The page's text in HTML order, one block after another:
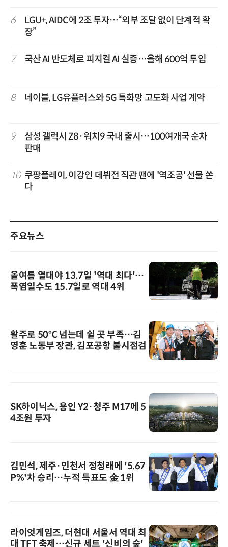
6
LGU+, AIDC에 2조 투자…“외부 조달 없이 단계적 확
장”
7 국산 AI 반도체로 피지컬 AI 실증…올해 600억 투입
8 네이블, LG유플러스와 5G 특화망 고도화 사업 계약
9
삼성 갤럭시 Z8·워치9 국내 출시…100여개국 순차
판매
10 쿠팡플레이, 이강인 데뷔전 직관 팬에 '역조공' 선물 쏜
다
주요뉴스
올여름 열대야 13.7일 '역대 최다'…
폭염일수도 15.7일로 역대 4위
활주로 50℃ 넘는데 쉴 곳 부족…김
영훈 노동부 장관, 김포공항 불시점검
SK하이닉스, 용인 Y2·청주 M17에 5
4조원 투자
김민석, 제주·인천서 정청래에 '5.67
P%'차 승리…누적 득표도 金 1위
라이엇게임즈, 더현대 서울서 역대 최
대 TFT 축제…신규 세트 '신비의 숲'